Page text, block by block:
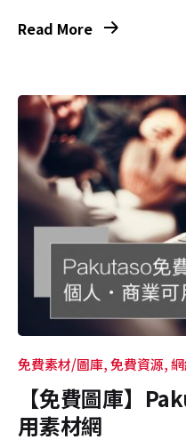
Read More
免費素材/圖庫 免費資源
【免費圖庫】
用素材網